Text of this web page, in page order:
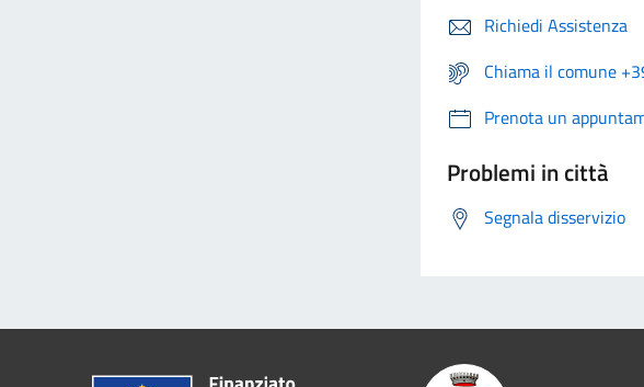
Richiedi Assistenza
Chiama il comune
Prenota un
Problemi in città
Segnala disservizio